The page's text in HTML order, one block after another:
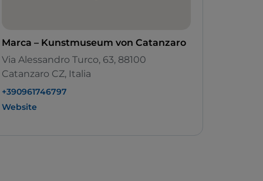
Marca – Kunstmuseum von Catanzaro
Via Alessandro Turco, 63, 88100
Catanzaro CZ, Italia
+390961746797
Website